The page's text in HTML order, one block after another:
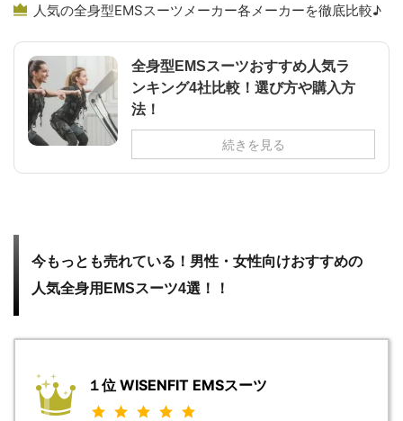
人気の全身型EMSスーツメーカー各メーカーを徹底比較♪
全身型EMSスーツおすすめ人気ラ
ンキング4社比較！選び方や購入方
法！
続きを見る
今もっとも売れている！男性・女性向けおすすめの
人気全身用EMSスーツ4選！！
１位 WISENFIT EMSスーツ